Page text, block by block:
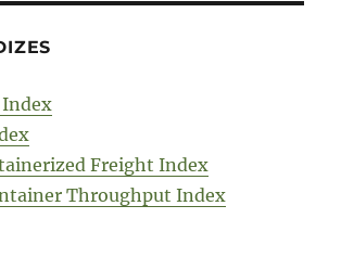
Index
Freight Index
Throughput Index